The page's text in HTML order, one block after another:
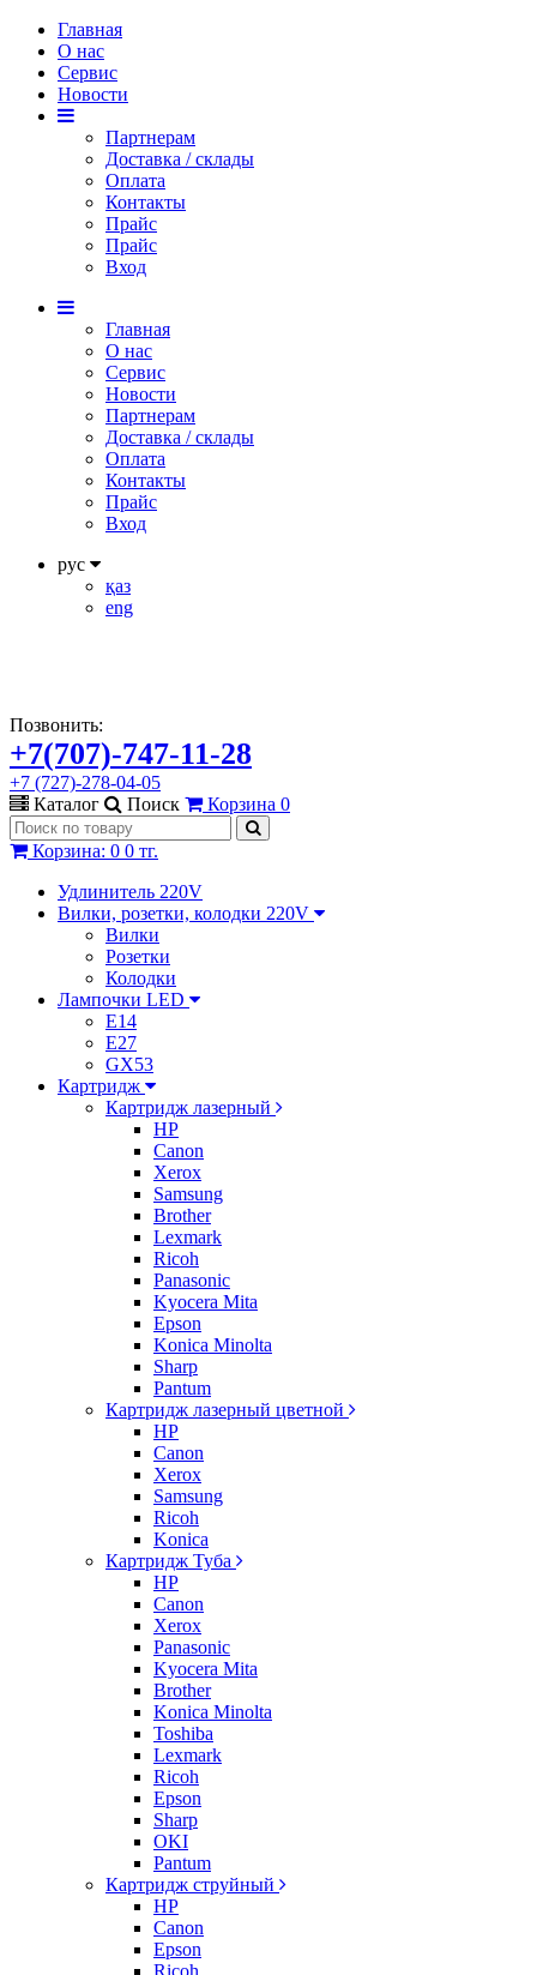
Главная
О нас
Сервис
Новости
Партнерам
Доставка / склады
Оплата
Контакты
Прайс
Прaйс
Вход
Главная
О нас
Сервис
Новости
Партнерам
Доставка / склады
Оплата
Контакты
Прайс
Вход
рус
қаз
eng
Позвонить:
+7(707)-747-11-28
+7 (727)-278-04-05
Каталог
Поиск Корзина 0
Корзина: 0 0 тг.
Удлинитель 220V
Вилки, розетки, колодки 220V
Вилки
Розетки
Колодки
Лампочки LED
E14
E27
GX53
Картридж
Картридж лазерный
HP
Canon
Xerox
Samsung
Brother
Lexmark
Ricoh
Panasonic
Kyocera Mita
Epson
Konica Minolta
Sharp
Pantum
Картридж лазерный цветной
HP
Canon
Xerox
Samsung
Ricoh
Konica
Картридж Туба
HP
Canon
Xerox
Panasonic
Kyocera Mita
Brother
Konica Minolta
Toshiba
Lexmark
Ricoh
Epson
Sharp
OKI
Pantum
Картридж струйный
HP
Canon
Epson
Ricoh